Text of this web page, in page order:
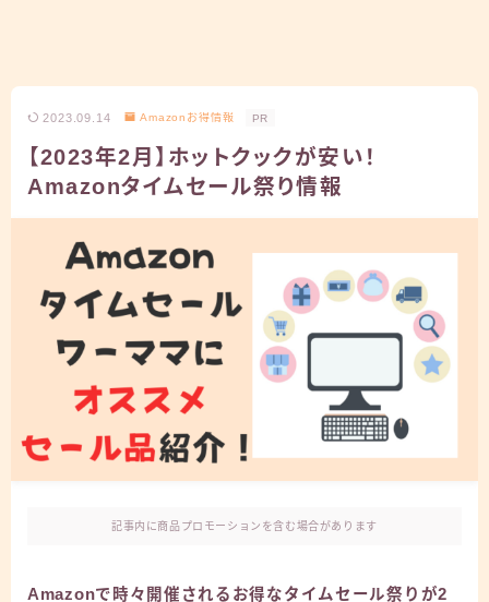
2023.09.14 Amazonお得情報 PR
【2023年2月】ホットクックが安い！
Amazonタイムセール祭り情報
記事内に商品プロモーションを含む場合があります
Amazonで時々開催されるお得なタイムセール祭りが2